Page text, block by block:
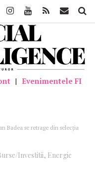
| Evenimentele FI
Badea se retrage din selecția
companii (VIDEO)
Investitii, Energie
InstagramYoutube Feed Mail